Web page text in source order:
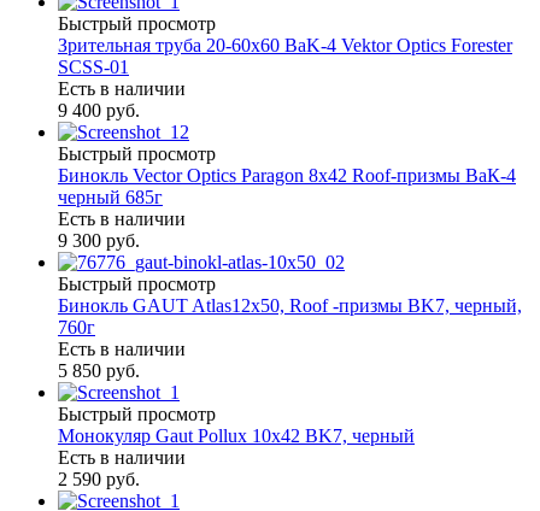
Быстрый просмотр
Зрительная труба 20-60х60 BaK-4 Vektor Optics Forester
SCSS-01
Есть в наличии
9 400 руб.
Быстрый просмотр
Бинокль Vector Optics Paragon 8x42 Roof-призмы ВaК-4
черный 685г
Есть в наличии
9 300 руб.
Быстрый просмотр
Бинокль GAUT Atlas12x50, Roof -призмы ВK7, черный,
760г
Есть в наличии
5 850 руб.
Быстрый просмотр
Монокуляр Gaut Pollux 10х42 BK7, черный
Есть в наличии
2 590 руб.